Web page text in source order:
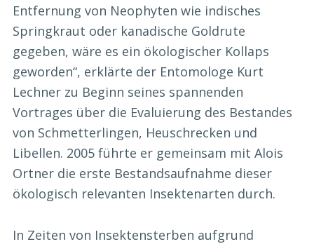
Entfernung von Neophyten wie indisches
Springkraut oder kanadische Goldrute
gegeben, wäre es ein ökologischer Kollaps
geworden“, erklärte der Entomologe Kurt
Lechner zu Beginn seines spannenden
Vortrages über die Evaluierung des Bestandes
von Schmetterlingen, Heuschrecken und
Libellen. 2005 führte er gemeinsam mit Alois
Ortner die erste Bestandsaufnahme dieser
ökologisch relevanten Insektenarten durch.
In Zeiten von Insektensterben aufgrund